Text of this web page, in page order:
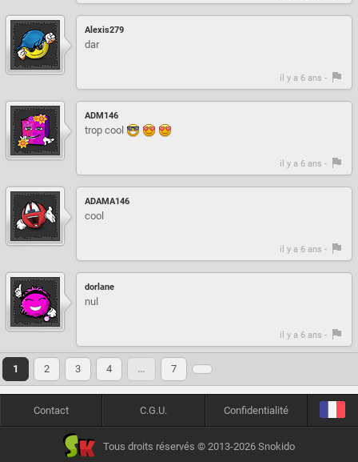
Alexis279
dar
il y a 6 ans -
ADM146
trop cool
il y a 6 ans -
ADAMA146
cool
il y a 6 ans -
dorlane
nul
il y a 6 ans -
1 2 3 4 … 7
Contact C.G.U. Confidentialité
Tous droits réservés © 2013-2026 Snokido